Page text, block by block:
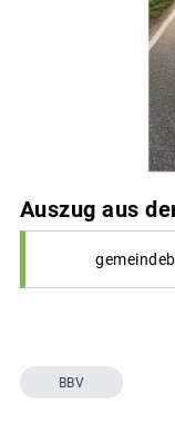
Auszug aus
BBV